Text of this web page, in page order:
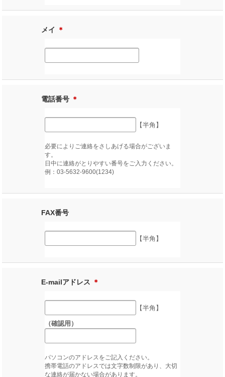
メイ ＊
電話番号 ＊
【半角】
必要によりご連絡をさしあげる場合がございま
す。
日中に連絡がとりやすい番号をご入力ください。
例：03-5632-9600(1234)
FAX番号
【半角】
E-mailアドレス ＊
【半角】
（確認用）
パソコンのアドレスをご記入ください。
携帯電話のアドレスでは文字数制限があり、大切
な連絡が届かない場合があります。